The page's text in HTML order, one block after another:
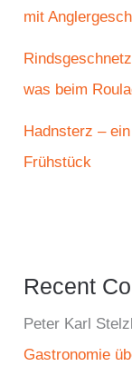
mit
was beim
Hadnsterz –
Frühstück
Recent
Peter Karl Stelzl
Gastronomie